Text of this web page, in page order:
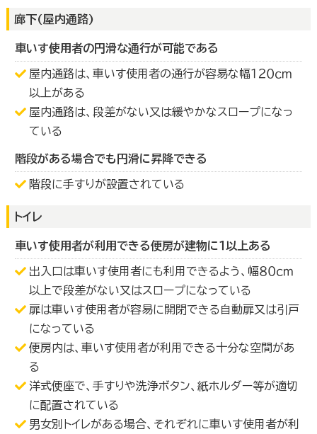
廊下(屋内通路)
車いす使用者の円滑な通行が可能である
屋内通路は、車いす使用者の通行が容易な幅１２０ｃｍ
以上がある
屋内通路は、段差がない又は緩やかなスロープになっ
ている
階段がある場合でも円滑に昇降できる
階段に手すりが設置されている
トイレ
車いす使用者が利用できる便房が建物に１以上ある
出入口は車いす使用者にも利用できるよう、幅８０ｃｍ
以上で段差がない又はスロープになっている
扉は車いす使用者が容易に開閉できる自動扉又は引戸
になっている
便房内は、車いす使用者が利用できる十分な空間があ
る
洋式便座で、手すりや洗浄ボタン、紙ホルダー等が適切
に配置されている
男女別トイレがある場合、それぞれに車いす使用者が利